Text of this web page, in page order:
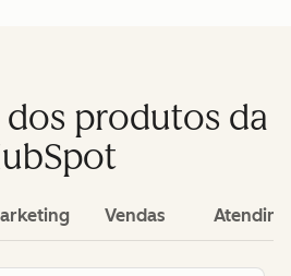
dos produtos da
Vendas